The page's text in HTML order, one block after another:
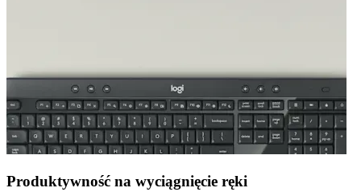
Produktywność na wyciągnięcie ręki